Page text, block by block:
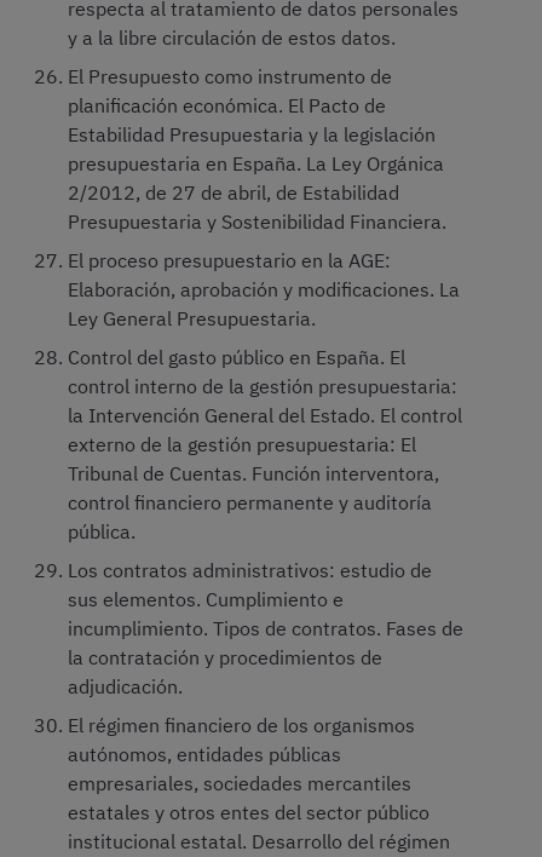
respecta al tratamiento de datos personales
y a la libre circulación de estos datos.
El Presupuesto como instrumento de
planificación económica. El Pacto de
Estabilidad Presupuestaria y la legislación
presupuestaria en España. La Ley Orgánica
2/2012, de 27 de abril, de Estabilidad
Presupuestaria y Sostenibilidad Financiera.
El proceso presupuestario en la AGE:
Elaboración, aprobación y modificaciones. La
Ley General Presupuestaria.
Control del gasto público en España. El
control interno de la gestión presupuestaria:
la Intervención General del Estado. El control
externo de la gestión presupuestaria: El
Tribunal de Cuentas. Función interventora,
control financiero permanente y auditoría
pública.
Los contratos administrativos: estudio de
sus elementos. Cumplimiento e
incumplimiento. Tipos de contratos. Fases de
la contratación y procedimientos de
adjudicación.
El régimen financiero de los organismos
autónomos, entidades públicas
empresariales, sociedades mercantiles
estatales y otros entes del sector público
institucional estatal. Desarrollo del régimen